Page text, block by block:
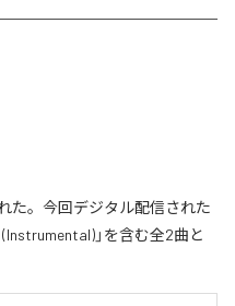
た。今回デジタル配信された
」を含む全2曲と